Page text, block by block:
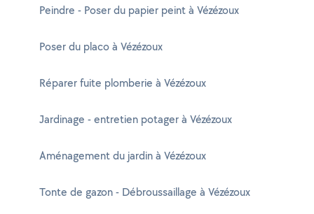
Peindre - Poser du papier peint à Vézézoux
Poser du placo à Vézézoux
Réparer fuite plomberie à Vézézoux
Jardinage - entretien potager à Vézézoux
Aménagement du jardin à Vézézoux
Tonte de gazon - Débroussaillage à Vézézoux